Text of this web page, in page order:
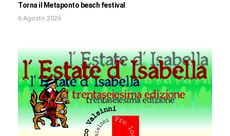
Torna il Metaponto beach festival
6 Agosto 2026